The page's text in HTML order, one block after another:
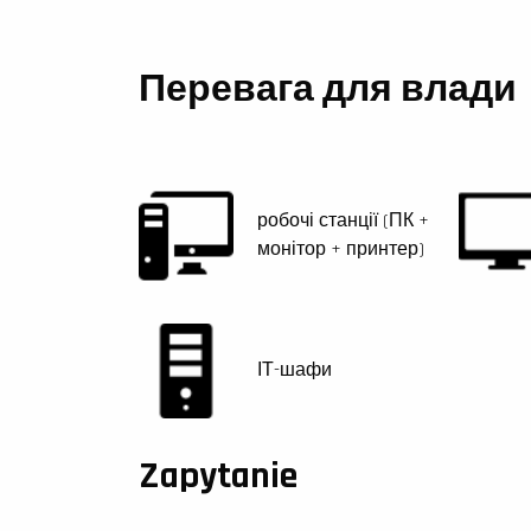
Перевага для влади
робочі станції (ПК +
монітор + принтер)
ІТ-шафи
Zapytanie